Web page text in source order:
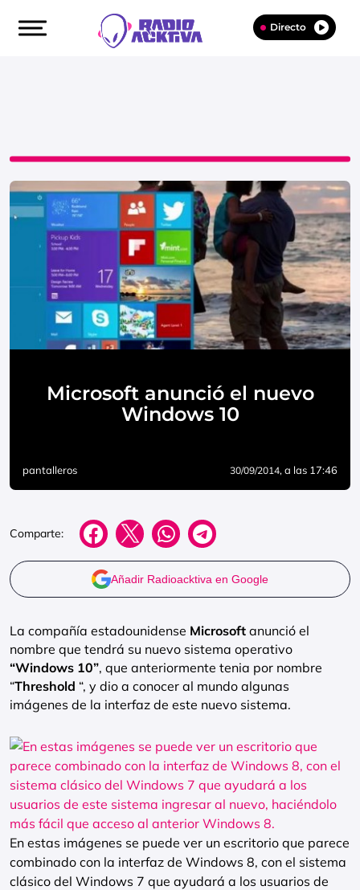
Directo
Microsoft anunció el nuevo
Windows 10
pantalleros 30/09/2014, a las 17:46
Comparte:
Añadir Radioacktiva en Google
La compañía estadounidense Microsoft anunció el
nombre que tendrá su nuevo sistema operativo
“Windows 10”, que anteriormente tenia por nombre
“Threshold “, y dio a conocer al mundo algunas
imágenes de la interfaz de este nuevo sistema.
En estas imágenes se puede ver un escritorio que parece
combinado con la interfaz de Windows 8, con el sistema
clásico del Windows 7 que ayudará a los usuarios de